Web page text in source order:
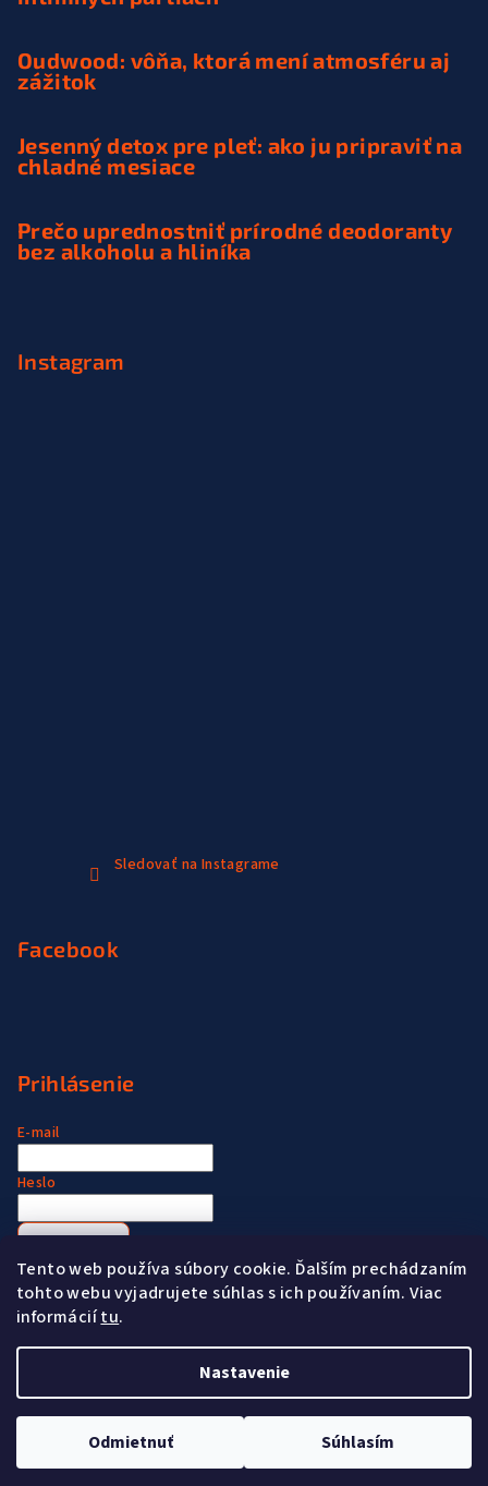
Tento web používa súbory cookie. Ďalším prechádzaním
tohto webu vyjadrujete súhlas s ich používaním. Viac
informáciítu.
Nastavenie
Odmietnuť Súhlasím
Oudwood: vôňa, ktorá mení atmosféru aj
zážitok
Jesenný detox pre pleť: ako ju pripraviť na
chladné mesiace
Prečo uprednostniť prírodné deodoranty
bez alkoholu a hliníka
Instagram
Sledovať na Instagrame
Facebook
Prihlásenie
E-mail
Heslo
Nová registráciaZabudnuté heslo
vyhradené.
Vytvoril Shoptet